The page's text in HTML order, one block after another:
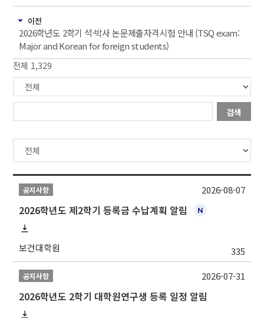
이전
2026학년도 2학기 석·박사 논문제출자격시험 안내 (TSQ exam:
Major and Korean for foreign students)
전체 1,329
검색
공지사항
2026학년도 제2학기 등록금 수납계획 알림
보건대학원 335
2026-08-07
공지사항
2026학년도 2학기 대학원연구생 등록 일정 알림
2026-07-31